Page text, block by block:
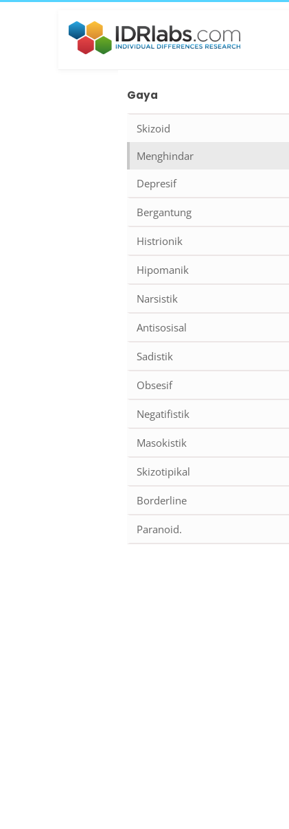
Gaya
Skizoid
Menghindar
Depresif
Bergantung
Histrionik
Hipomanik
Narsistik
Antisosisal
Sadistik
Obsesif
Negatifistik
Masokistik
Skizotipikal
Borderline
Paranoid.